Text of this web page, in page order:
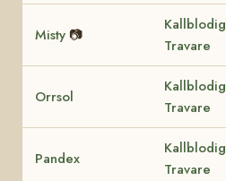
Misty 📷
Kallblodig
Travare
Orrsol
Kallblodig
Travare
Pandex
Kallblodig
Travare